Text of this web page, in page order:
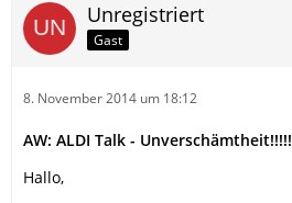
Unregistriert
Gast
8. November 2014 um 18:12
AW: ALDI Talk - Unverschämtheit!!!!!
Hallo,